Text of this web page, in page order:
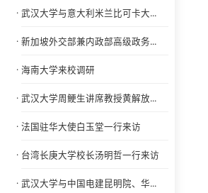
· 武汉大学与意大利米兰比可卡大...
· 新加坡外交部兼内政部高级政务...
· 海南大学来校调研
· 武汉大学周鲠生讲席教授黄解放...
· 法国驻华大使白玉堂一行来访
· 台湾长庚大学校长汤明哲一行来访
· 武汉大学与中国电建昆明院、华...